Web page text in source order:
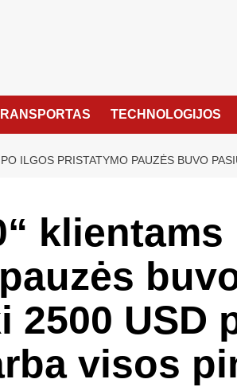
TECHNOLOGIJOS
PO ILGOS PRISTATYMO PAUZĖS BUVO
2500 USD
visos